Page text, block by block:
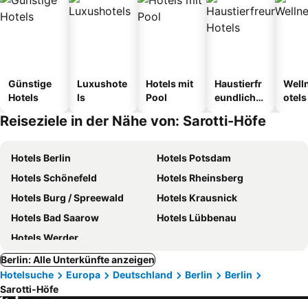
Günstige
Hotels
Luxushote
ls
Hotels mit
Pool
Haustierfr
eundliche
otels
Reiseziele in der Nähe von: Sarotti-Höfe
Hotels Berlin
Hotels Potsdam
Hotels Schönefeld
Hotels Rheinsberg
Hotels Burg / Spreewald
Hotels Krausnick
Hotels Bad Saarow
Hotels Lübbenau
Hotels Werder
Berlin: Alle Unterkünfte anzeigen
Hotelsuche
Europa Deutschland Berlin
Berlin
Sarotti-Höfe